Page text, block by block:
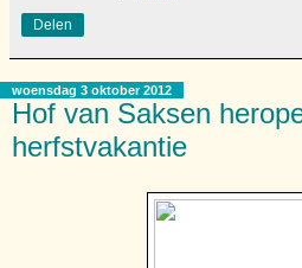
Delen
woensdag 3 oktober 2012
Hof van Saksen
herfstvakantie